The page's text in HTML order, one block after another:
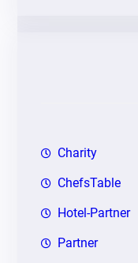
Charity
ChefsTable
Hotel-Partner
Partner